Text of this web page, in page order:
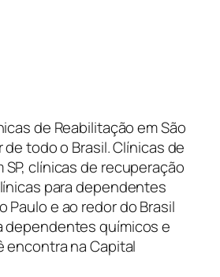
de Reabilitação em São
de todo o Brasil. Clínicas de
clínicas de recuperação
para dependentes
Paulo e ao redor do Brasil
dependentes químicos e
encontra na Capital